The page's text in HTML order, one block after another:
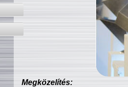
Megközelítés: